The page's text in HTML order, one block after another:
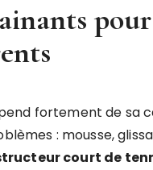
fortement de sa
: mousse,
court de